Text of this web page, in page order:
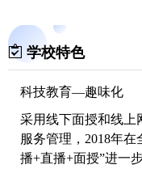
学校特色
科技教育—趣味化
采用线下面授和线上
服务管理，2018年
播+直播+面授”进一